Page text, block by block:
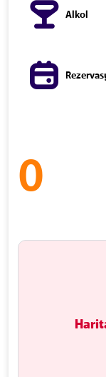
Alkol
0